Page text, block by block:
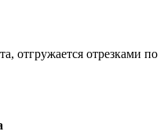
отгружается отрезками по